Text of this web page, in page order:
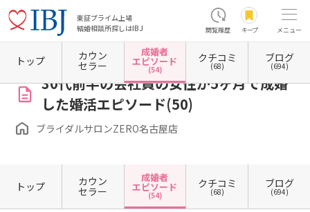
東証プライム上場
結婚相談所探しはIBJ
閲覧履歴 キープ メニュー
ホーム 愛知県の結婚相談所 愛知県名古屋市 愛知県名古屋市中区 愛知県名古屋市中
30代前半の会社員の女性が5ヶ月で成婚
した婚活エピソード(50)
ブライダルサロンZERO名古屋店
トップ カウン
セラー
成婚者
エピソード
(54)
クチコミ
(68)
ブログ
(694)
トップ カウン
セラー
成婚者
エピソード
(54)
クチコミ
(68)
ブログ
(694)